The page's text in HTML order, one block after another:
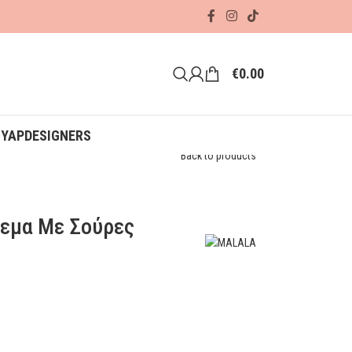
€0.00
DESIGNERS
Back to products
Με Σούρες